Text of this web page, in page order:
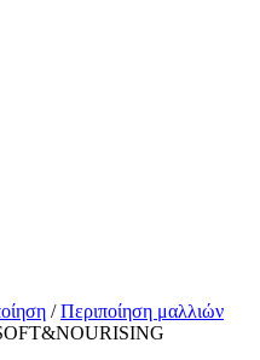
/Περιποίηση μαλλιών